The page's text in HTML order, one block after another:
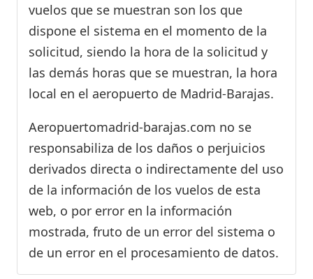
vuelos que se muestran son los que
dispone el sistema en el momento de la
solicitud, siendo la hora de la solicitud y
las demás horas que se muestran, la hora
local en el aeropuerto de Madrid-Barajas.
Aeropuertomadrid-barajas.com no se
responsabiliza de los daños o perjuicios
derivados directa o indirectamente del uso
de la información de los vuelos de esta
web, o por error en la información
mostrada, fruto de un error del sistema o
de un error en el procesamiento de datos.